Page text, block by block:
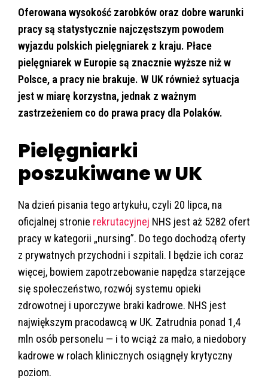
Oferowana wysokość zarobków oraz dobre warunki
pracy są statystycznie najczęstszym powodem
wyjazdu polskich pielęgniarek z kraju. Płace
pielęgniarek w Europie są znacznie wyższe niż w
Polsce, a pracy nie brakuje. W UK również sytuacja
jest w miarę korzystna, jednak z ważnym
zastrzeżeniem co do prawa pracy dla Polaków.
Pielęgniarki
poszukiwane w UK
Na dzień pisania tego artykułu, czyli 20 lipca, na
oficjalnej stronie rekrutacyjnej NHS jest aż 5282 ofert
pracy w kategorii „nursing”. Do tego dochodzą oferty
z prywatnych przychodni i szpitali. I będzie ich coraz
więcej, bowiem zapotrzebowanie napędza starzejące
się społeczeństwo, rozwój systemu opieki
zdrowotnej i uporczywe braki kadrowe. NHS jest
największym pracodawcą w UK. Zatrudnia ponad 1,4
mln osób personelu — i to wciąż za mało, a niedobory
kadrowe w rolach klinicznych osiągnęły krytyczny
poziom.